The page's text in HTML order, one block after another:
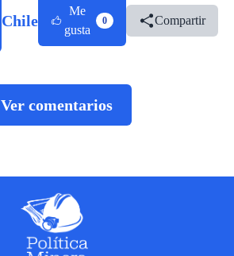
Chile
Me
gusta
0 Compartir
Ver comentarios